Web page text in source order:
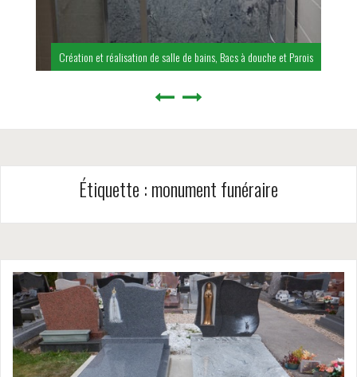
Création et réalisation de salle de bains, Bacs à douche et Parois
Étiquette :monument funéraire